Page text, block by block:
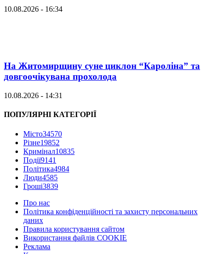
10.08.2026 - 16:34
На Житомирщину суне циклон “Кароліна” та
довгоочікувана прохолода
10.08.2026 - 14:31
ПОПУЛЯРНІ КАТЕГОРІЇ
Місто34570
Різне19852
Кримінал10835
Події9141
Політика4984
Люди4585
Гроші3839
Про нас
Політика конфіденційності та захисту персональних
даних
Правила користування сайтом
Використання файлів COOKIE
Реклама